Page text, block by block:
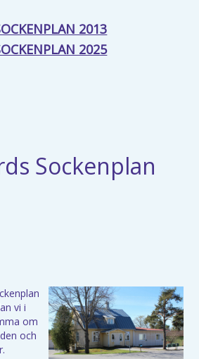
2013
2025
Sockenplan
vi i
om
och